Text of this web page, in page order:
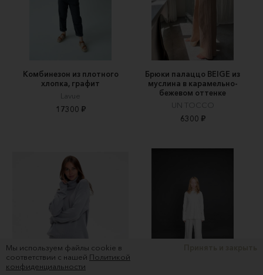
Комбинезон из плотного
хлопка, графит
Lavue
17300 ₽
Брюки палаццо BEIGE из
муслина в карамельно-
бежевом оттенке
UN TOCCO
6300 ₽
Мы используем файлы cookie в
соответствии с нашей Политикой
конфиденциальности